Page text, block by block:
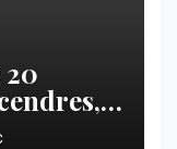
20
abri